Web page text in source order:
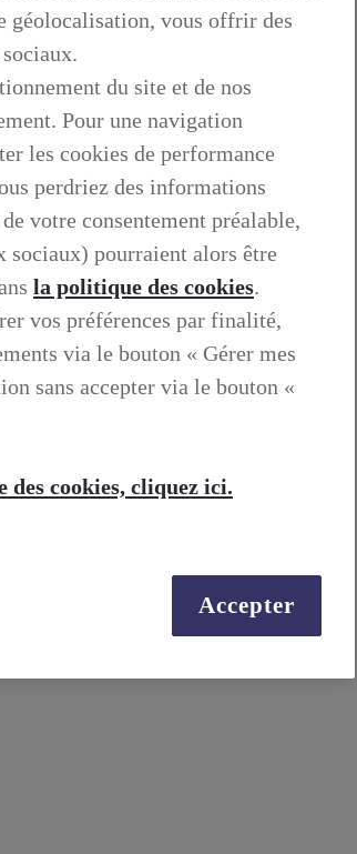
géolocalisation, vous offrir des
du site et de nos
Pour une navigation
les cookies de performance
perdriez des informations
votre consentement préalable,
sociaux) pourraient alors être
la politique des cookies.
vos préférences par finalité,
via le bouton « Gérer mes
sans accepter via le bouton «
cookies, cliquez ici.
Accepter